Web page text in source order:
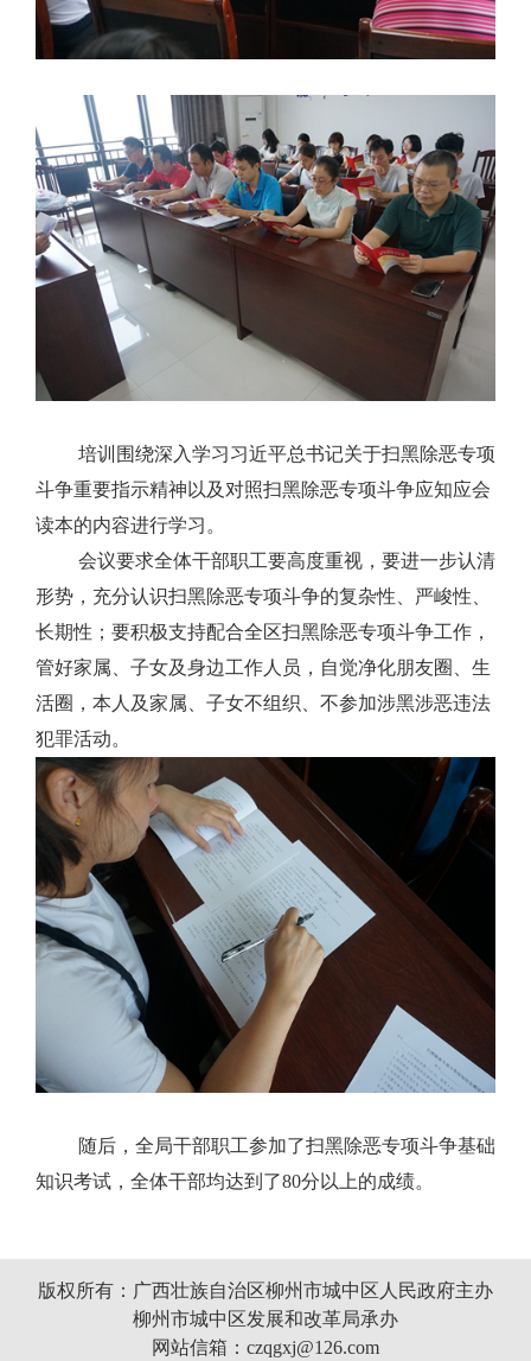
培训围绕深入学习习近平总书记关于扫黑除恶专项
斗争重要指示精神以及对照扫黑除恶专项斗争应知应会
读本的内容进行学习。
会议要求全体干部职工要高度重视，要进一步认清
形势，充分认识扫黑除恶专项斗争的复杂性、严峻性、
长期性；要积极支持配合全区扫黑除恶专项斗争工作，
管好家属、子女及身边工作人员，自觉净化朋友圈、生
活圈，本人及家属、子女不组织、不参加涉黑涉恶违法
犯罪活动。
随后，全局干部职工参加了扫黑除恶专项斗争基础
知识考试，全体干部均达到了80分以上的成绩。
版权所有：广西壮族自治区柳州市城中区人民政府主办
柳州市城中区发展和改革局承办
网站信箱：czqgxj@126.com